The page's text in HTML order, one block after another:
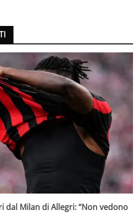
dal Milan di Allegri: “Non vedono